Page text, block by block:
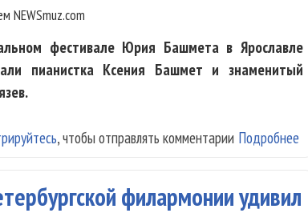
NEWSmuz.com
фестивале Юрия Башмета в Ярославле
пианистка Ксения Башмет и знаменитый
Подробнее
, чтобы отправлять комментарии
филармонии удивил